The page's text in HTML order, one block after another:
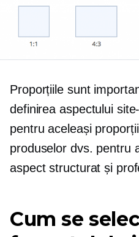
Proporțiile sunt
definirea aspectului
pentru aceleași
produselor dvs. pentru
aspect structurat și
Cum se